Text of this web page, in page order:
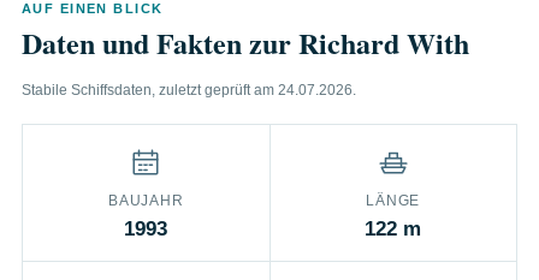
AUF EINEN BLICK
Daten und Fakten zur Richard With
Stabile Schiffsdaten, zuletzt geprüft am 24.07.2026.
BAUJAHR
1993
LÄNGE
122 m